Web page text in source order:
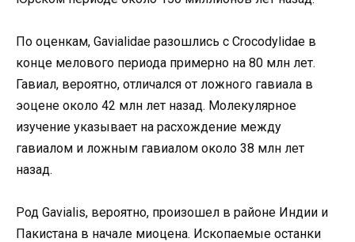
По оценкам, Gavialidae разошлись с Crocodylidae в
конце мелового периода примерно на 80 млн лет.
Гавиал, вероятно, отличался от ложного гавиала в
эоцене около 42 млн лет назад. Молекулярное
изучение указывает на расхождение между
гавиалом и ложным гавиалом около 38 млн лет
назад.
Род Gavialis, вероятно, произошел в районе Индии и
Пакистана в начале миоцена. Ископаемые останки